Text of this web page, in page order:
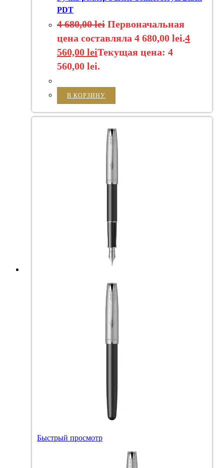
PDT
4 680,00lei Первоначальная
цена составляла 4 680,00 lei.4
560,00 leiТекущая цена: 4
560,00 lei.
В КОРЗИНУ
Быстрый просмотр